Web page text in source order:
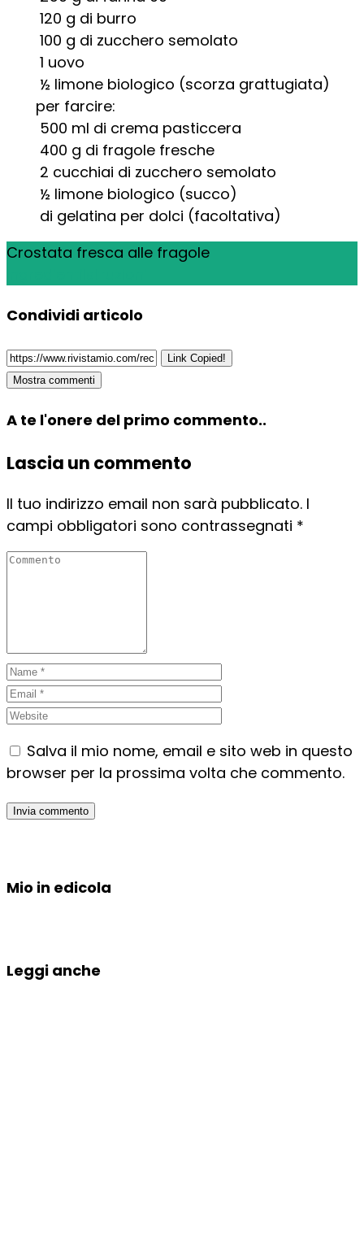
120 g di burro
100 g di zucchero semolato
1 uovo
½ limone biologico (scorza grattugiata)
per farcire:
500 ml di crema pasticcera
400 g di fragole fresche
2 cucchiai di zucchero semolato
½ limone biologico (succo)
di gelatina per dolci (facoltativa)
Crostata fresca alle fragole
Condividi articolo
Link Copied!
Mostra commenti
A te l'onere del primo commento..
Lascia un commento
Il tuo indirizzo email non sarà pubblicato. I
campi obbligatori sono contrassegnati *
Salva il mio nome, email e sito web in questo
browser per la prossima volta che commento.
Mio in edicola
Leggi anche